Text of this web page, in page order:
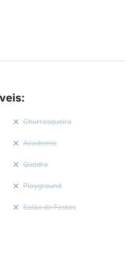
:
Churrasqueira
Academia
Quadra
Playground
Salão de Festas